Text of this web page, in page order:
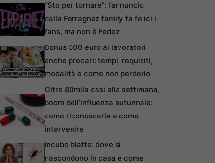
“Sto per tornare”: l’annuncio
dalla Ferragnez family fa felici i
fans, ma non è Fedez
Bonus 500 euro ai lavoratori
anche precari: tempi, requisiti,
modalità e come non perderlo
Oltre 80mila casi alla settimana,
boom dell’influenza autunnale:
come riconoscerla e come
intervenire
Incubo blatte: dove si
nascondono in casa e come